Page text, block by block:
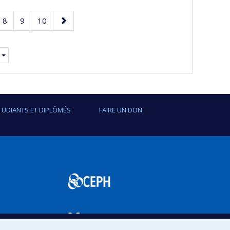
Page
8 Page
9 Page
10
Page
suivante
ET DIPLÔMÉS FAIRE UN DON